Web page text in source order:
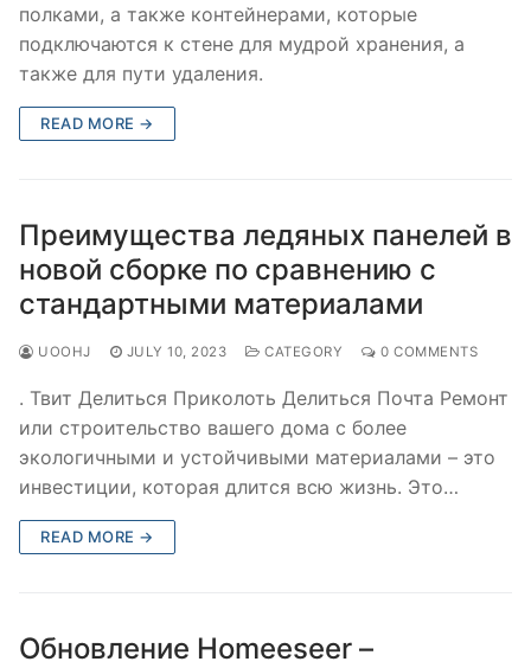
полками, а также контейнерами, которые
подключаются к стене для мудрой хранения, а
также для пути удаления.
READ MORE →
Преимущества ледяных панелей в
новой сборке по сравнению с
стандартными материалами
UOOHJ JULY 10, 2023 CATEGORY 0 COMMENTS
. Твит Делиться Приколоть Делиться Почта Ремонт
или строительство вашего дома с более
экологичными и устойчивыми материалами – это
инвестиции, которая длится всю жизнь. Это…
READ MORE →
Обновление Homeeseer –